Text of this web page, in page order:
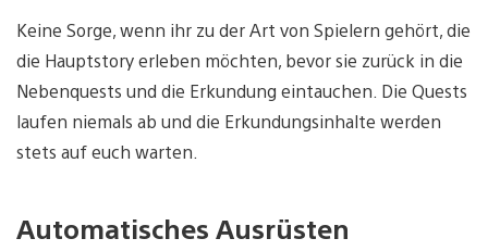
Keine Sorge, wenn ihr zu der Art von Spielern gehört, die
die Hauptstory erleben möchten, bevor sie zurück in die
Nebenquests und die Erkundung eintauchen. Die Quests
laufen niemals ab und die Erkundungsinhalte werden
stets auf euch warten.
Automatisches Ausrüsten